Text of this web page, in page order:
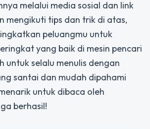
melalui media sosial dan link
mengikuti tips dan trik di atas,
peluangmu untuk
yang baik di mesin pencari
untuk selalu menulis dengan
santai dan mudah dipahami
untuk dibaca oleh
berhasil!